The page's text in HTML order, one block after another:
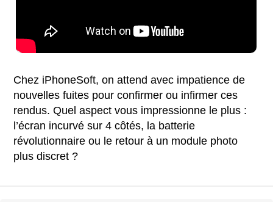
Chez iPhoneSoft, on attend avec impatience de
nouvelles fuites pour confirmer ou infirmer ces
rendus. Quel aspect vous impressionne le plus :
l’écran incurvé sur 4 côtés, la batterie
révolutionnaire ou le retour à un module photo
plus discret ?